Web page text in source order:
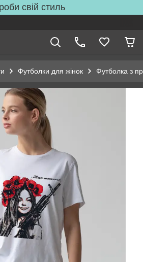
свій стиль
Футболки для жінок Футболка з